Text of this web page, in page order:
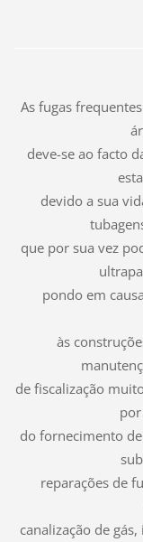
As fugas
deve-se ao facto
devido a sua
que por sua vez
pondo em
às
de fiscalização
do fornecimento
reparações de
canalização de